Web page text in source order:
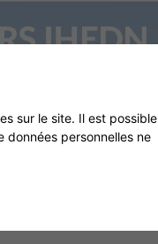
sur le site. Il est possible
données personnelles ne